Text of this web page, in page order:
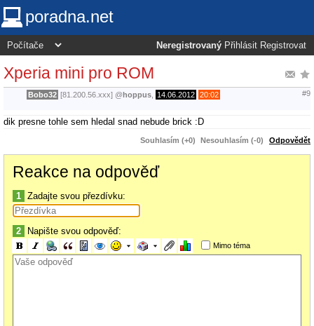
poradna.net
Neregistrovaný Přihlásit Registrovat
Xperia mini pro ROM
Bobo32 [81.200.56.xxx] @hoppus 14.06.2012 20:02 #9
dik presne tohle sem hledal snad nebude brick :D
Souhlasím (+0) Nesouhlasím (-0) Odpovědět
Reakce na odpověď
1 Zadajte svou přezdívku:
2 Napište svou odpověď:
Mimo téma